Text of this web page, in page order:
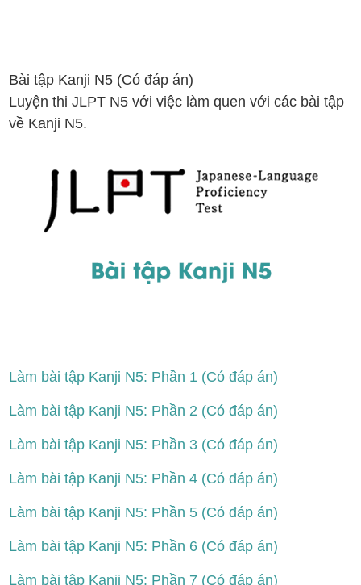
Bài tập Kanji N5 (Có đáp án)
Luyện thi JLPT N5 với việc làm quen với các bài tập
về Kanji N5.
Làm bài tập Kanji N5: Phần 1 (Có đáp án)
Làm bài tập Kanji N5: Phần 2 (Có đáp án)
Làm bài tập Kanji N5: Phần 3 (Có đáp án)
Làm bài tập Kanji N5: Phần 4 (Có đáp án)
Làm bài tập Kanji N5: Phần 5 (Có đáp án)
Làm bài tập Kanji N5: Phần 6 (Có đáp án)
Làm bài tập Kanji N5: Phần 7 (Có đáp án)